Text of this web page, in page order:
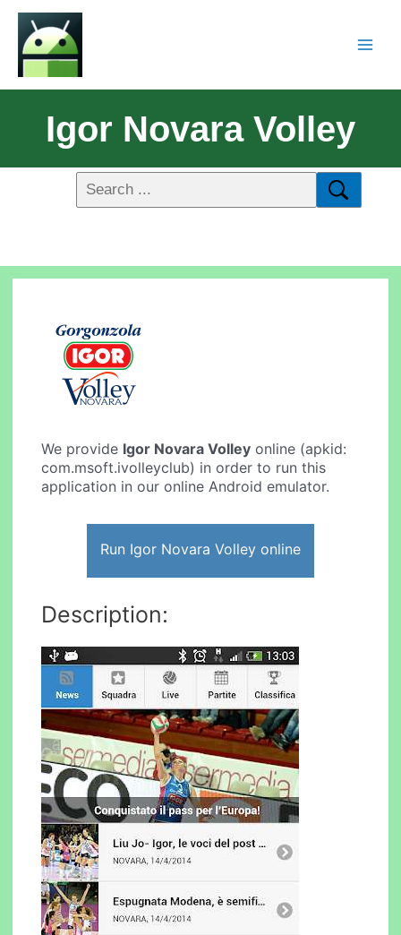
Igor Novara Volley
We provide Igor Novara Volley online (apkid:
com.msoft.ivolleyclub) in order to run this
application in our online Android emulator.
Run Igor Novara Volley online
Description: